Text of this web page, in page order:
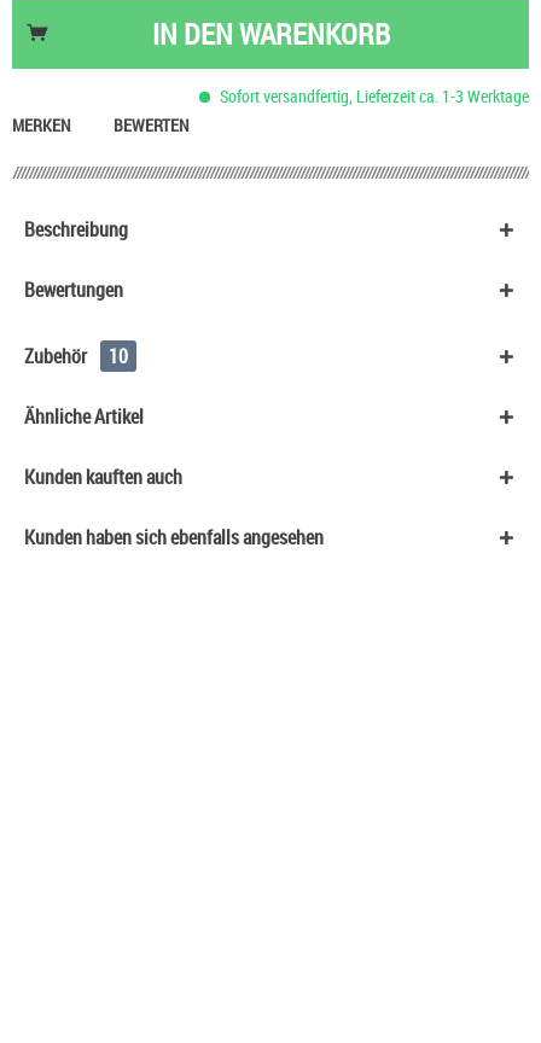
HeulNichtRum Wave Edition
1,60 €
IN DENWARENKORB
Sofort versandfertig, Lieferzeit ca. 1-3 Werktage
MERKEN
BEWERTEN
Beschreibung
Bewertungen
Zubehör 10
Ähnliche Artikel
Kunden kauften auch
Kunden haben sich ebenfalls angesehen